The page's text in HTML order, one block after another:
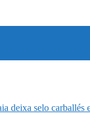
deixa selo carballés